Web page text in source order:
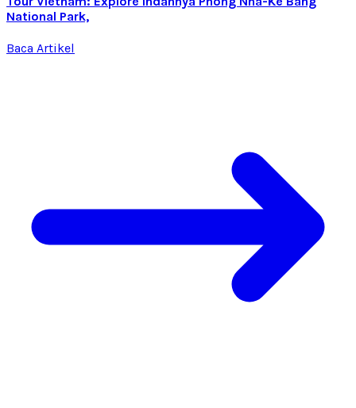
National Park,
Baca Artikel